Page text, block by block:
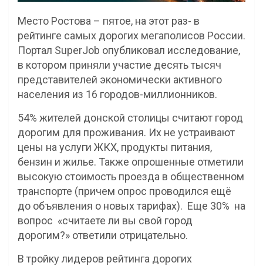
Место Ростова – пятое, на этот раз- в
рейтинге самых дорогих мегаполисов России.
Портал SuperJob опубликовал исследование,
в котором приняли участие десять тысяч
представителей экономически активного
населения из 16 городов-миллионников.
54% жителей донской столицы считают город
дорогим для проживания. Их не устраивают
цены на услуги ЖКХ, продукты питания,
бензин и жилье. Также опрошенные отметили
высокую стоимость проезда в общественном
транспорте (причем опрос проводился ещё
до объявления о новых тарифах). Еще 30% на
вопрос «считаете ли вы свой город
дорогим?» ответили отрицательно.
В тройку лидеров рейтинга дорогих